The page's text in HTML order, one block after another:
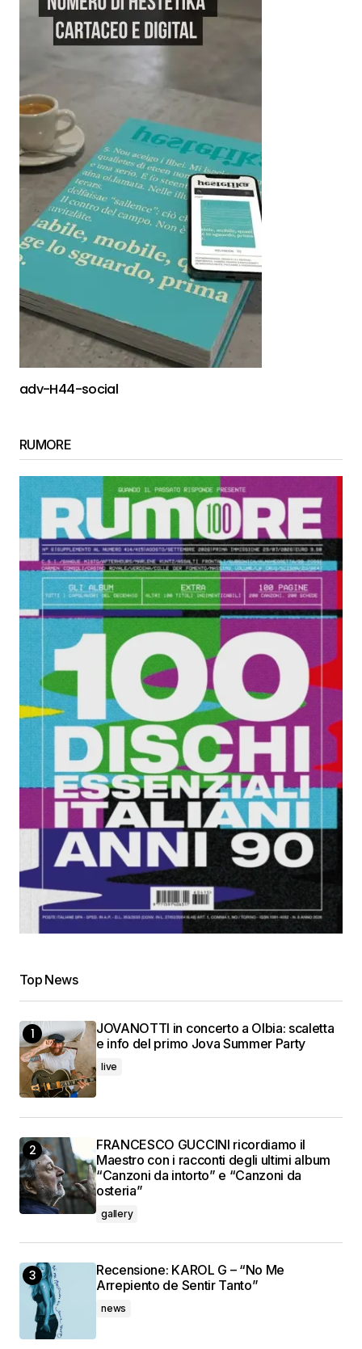
adv-H44-social
RUMORE
Top News
JOVANOTTI in concerto a Olbia: scaletta
e info del primo Jova Summer Party
live
FRANCESCO GUCCINI ricordiamo il
Maestro con i racconti degli ultimi album
“Canzoni da intorto” e “Canzoni da
osteria”
gallery
Recensione: KAROL G – “No Me
Arrepiento de Sentir Tanto”
news